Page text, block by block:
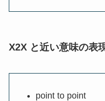
X2X と近い意味の表
point to point